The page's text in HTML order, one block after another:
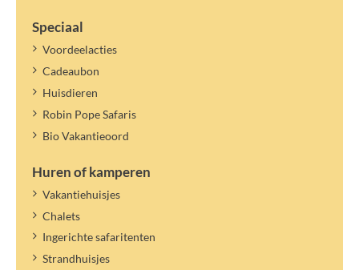
Speciaal
Voordeelacties
Cadeaubon
Huisdieren
Robin Pope Safaris
Bio Vakantieoord
Huren of kamperen
Vakantiehuisjes
Chalets
Ingerichte safaritenten
Strandhuisjes